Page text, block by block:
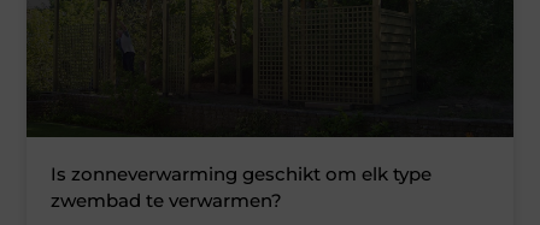
Is zonneverwarming geschikt om elk type
zwembad te verwarmen?